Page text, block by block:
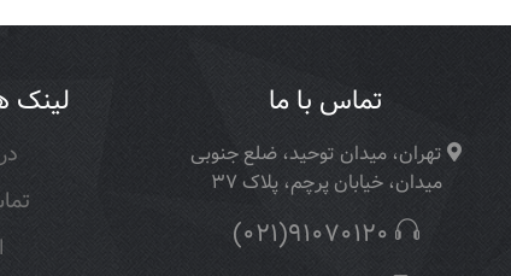
تماس با ما
تهران، میدان توحید، ضلع جنوبی
میدان، خیابان پرچم، پلاک 37
(021)91070120
لینک